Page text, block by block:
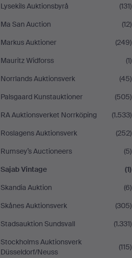
Lysekils Auktionsbyrå
(131)
Ma San Auction
(12)
Markus Auktioner
(249)
Mauritz Widforss
(1)
Norrlands Auktionsverk
(45)
Palsgaard Kunstauktioner
(505)
RA Auktionsverket Norrköping
(1.533)
Roslagens Auktionsverk
(252)
Rumsey’s Auctioneers
(5)
Sajab Vintage
(1)
Skandia Auktion
(6)
Skånes Auktionsverk
(305)
Stadsauktion Sundsvall
(1.331)
Stockholms Auktionsverk
Düsseldorf/Neuss
(115)